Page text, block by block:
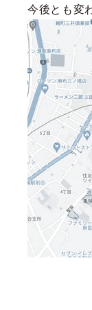
f
t
今後とも変